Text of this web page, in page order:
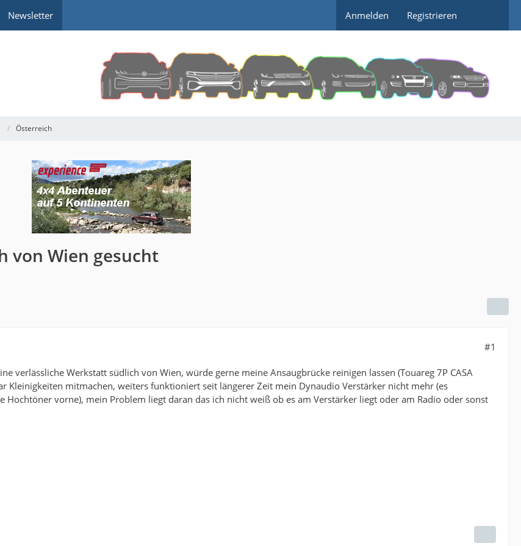
Newsletter Anmelden Registrieren
Österreich
von Wien gesucht
#1
verlässliche Werkstatt südlich von Wien, würde gerne meine Ansaugbrücke reinigen lassen (Touareg 7P CASA
Kleinigkeiten mitmachen, weiters funktioniert seit längerer Zeit mein Dynaudio Verstärker nicht mehr (es
vorne), mein Problem liegt daran das ich nicht weiß ob es am Verstärker liegt oder am Radio oder sonst